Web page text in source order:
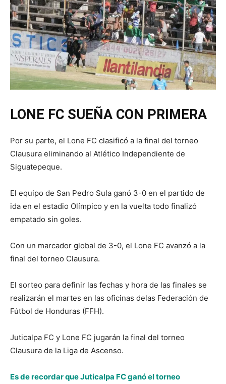
LONE FC SUEÑA CON PRIMERA
Por su parte, el Lone FC clasificó a la final del torneo
Clausura eliminando al Atlético Independiente de
Siguatepeque.
El equipo de San Pedro Sula ganó 3-0 en el partido de
ida en el estadio Olímpico y en la vuelta todo finalizó
empatado sin goles.
Con un marcador global de 3-0, el Lone FC avanzó a la
final del torneo Clausura.
El sorteo para definir las fechas y hora de las finales se
realizarán el martes en las oficinas delas Federación de
Fútbol de Honduras (FFH).
Juticalpa FC y Lone FC jugarán la final del torneo
Clausura de la Liga de Ascenso.
Es de recordar que Juticalpa FC ganó el torneo